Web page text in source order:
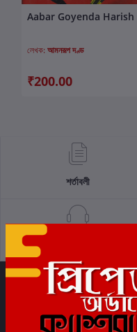
কার্টে যোগ করুন
Aabar Goyenda Harish
লেখক: আমনরূপ দণ্ড
₹200.00
শর্তাবলী